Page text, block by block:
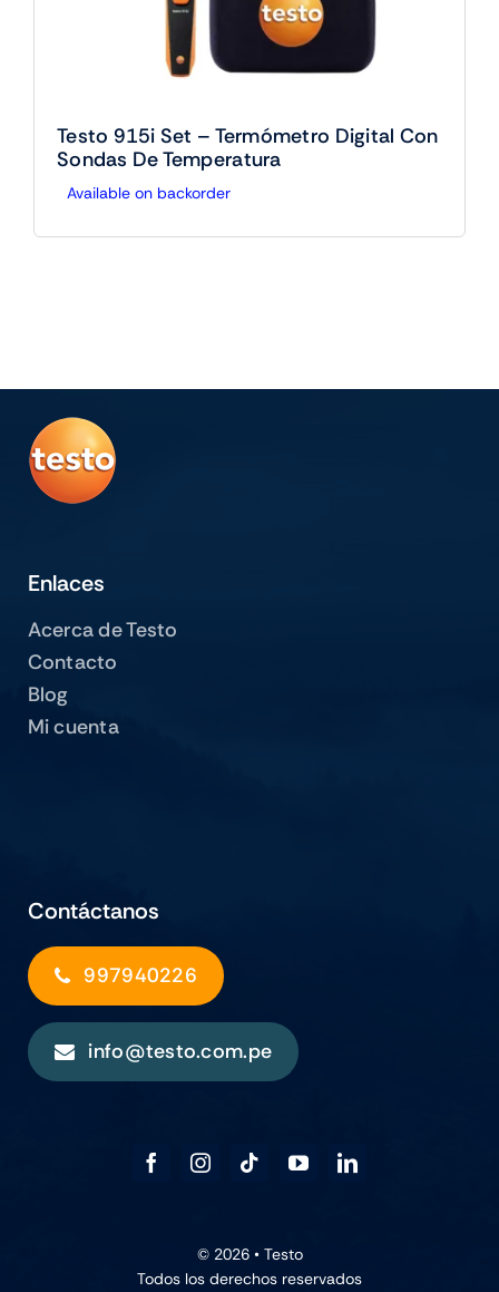
Testo 915i Set – Termómetro Digital Con
Sondas De Temperatura
Available on backorder
Enlaces
Acerca de Testo
Contacto
Blog
Mi cuenta
Contáctanos
997940226
info@testo.com.pe
© 2026 • Testo
Todos los derechos reservados